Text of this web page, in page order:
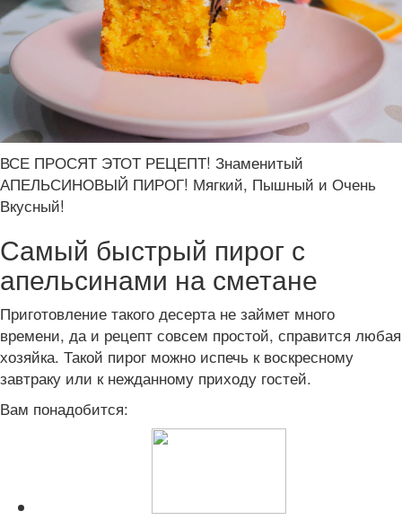
ВСЕ ПРОСЯТ ЭТОТ РЕЦЕПТ! Знаменитый
АПЕЛЬСИНОВЫЙ ПИРОГ! Мягкий, Пышный и Очень
Вкусный!
Самый быстрый пирог с
апельсинами на сметане
Приготовление такого десерта не займет много
времени, да и рецепт совсем простой, справится любая
хозяйка. Такой пирог можно испечь к воскресному
завтраку или к нежданному приходу гостей.
Вам понадобится: